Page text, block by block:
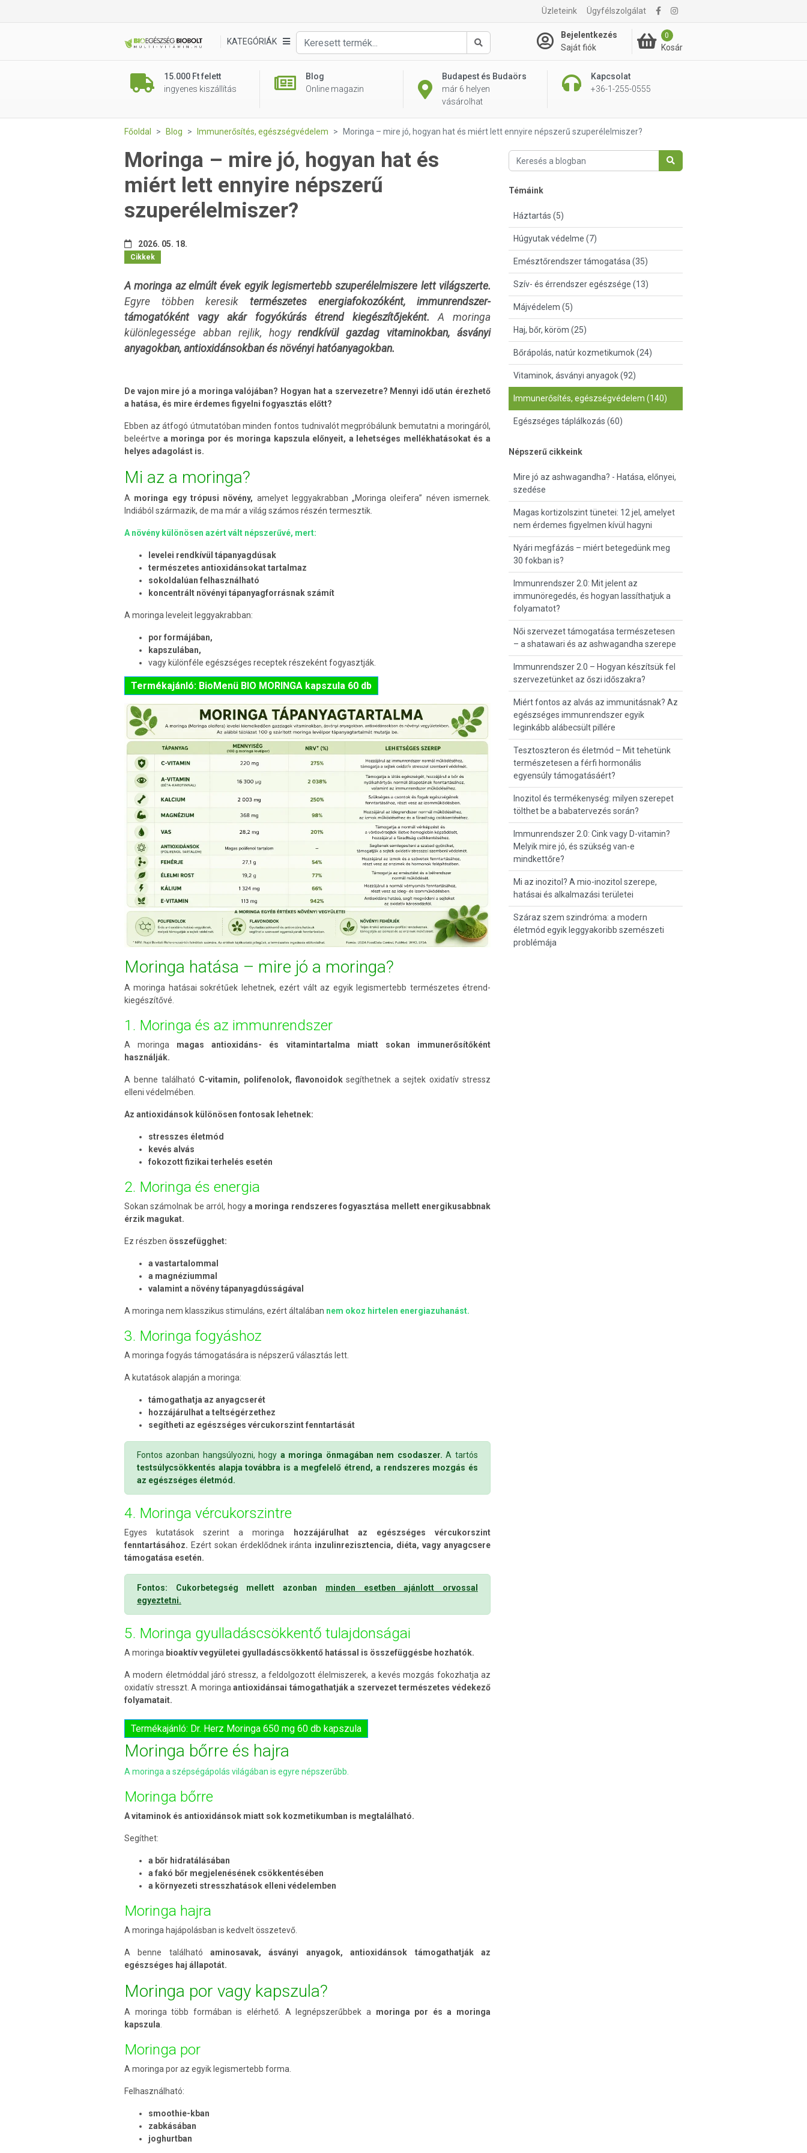
Üzleteink Ügyfélszolgálat
KATEGÓRIÁK
Keresés
Bejelentkezés
Saját fiók
0
Kosár
15.000 Ft felett
ingyenes kiszállítás
Blog
Online magazin
Budapest és Budaörs
már 6 helyen
vásárolhat
Kapcsolat
+36-1-255-0555
Főoldal Blog Immunerősítés, egészségvédelem Moringa – mire jó, hogyan hat és miért lett ennyire népszerű szuperélelmiszer?
Moringa – mire jó, hogyan hat és
miért lett ennyire népszerű
szuperélelmiszer?
2026. 05. 18.
Cikkek
A moringa az elmúlt évek egyik legismertebb szuperélelmiszere lett világszerte.
Egyre többen keresik természetes energiafokozóként, immunrendszer-
támogatóként vagy akár fogyókúrás étrend kiegészítőjeként. A moringa
különlegessége abban rejlik, hogyrendkívül gazdag vitaminokban, ásványi
anyagokban, antioxidánsokban és növényi hatóanyagokban.
De vajon mire jó a moringa valójában? Hogyan hat a szervezetre? Mennyi idő után érezhető
a hatása, és mire érdemes figyelni fogyasztás előtt?
Ebben az átfogó útmutatóban minden fontos tudnivalót megpróbálunk bemutatni a moringáról,
beleértve a moringa por és moringa kapszula előnyeit, a lehetséges mellékhatásokat és a
helyes adagolást is.
Mi az a moringa?
A moringa egy trópusi növény, amelyet leggyakrabban „Moringa oleifera” néven ismernek.
Indiából származik, de ma már a világ számos részén termesztik.
A növény különösen azért vált népszerűvé, mert:
levelei rendkívül tápanyagdúsak
természetes antioxidánsokat tartalmaz
sokoldalúan felhasználható
koncentrált növényi tápanyagforrásnak számít
A moringa leveleit leggyakrabban:
por formájában,
kapszulában,
vagy különféle egészséges receptek részeként fogyasztják.
Termékajánló: BioMenü BIO MORINGA kapszula 60 db
Moringa hatása – mire jó a moringa?
A moringa hatásai sokrétűek lehetnek, ezért vált az egyik legismertebb természetes étrend-
kiegészítővé.
1. Moringa és az immunrendszer
A moringa magas antioxidáns- és vitamintartalma miatt sokan immunerősítőként
használják.
A benne található C-vitamin, polifenolok, flavonoidoksegíthetnek a sejtek oxidatív stressz
elleni védelmében.
Az antioxidánsok különösen fontosak lehetnek:
stresszes életmód
kevés alvás
fokozott fizikai terhelés esetén
2. Moringa és energia
Sokan számolnak be arról, hogya moringa rendszeres fogyasztása mellett energikusabbnak
érzik magukat.
Ez részben összefügghet:
a vastartalommal
a magnéziummal
valamint a növény tápanyagdússágával
A moringa nem klasszikus stimuláns, ezért általában nem okoz hirtelen energiazuhanást.
3. Moringa fogyáshoz
A moringa fogyás támogatására is népszerű választás lett.
A kutatások alapján a moringa:
támogathatja az anyagcserét
hozzájárulhat a teltségérzethez
segítheti az egészséges vércukorszint fenntartását
Fontos azonban hangsúlyozni, hogy a moringa önmagában nem csodaszer. A tartós
testsúlycsökkentés alapja továbbra is a megfelelő étrend, a rendszeres mozgás és
az egészséges életmód.
4. Moringa vércukorszintre
Egyes kutatások szerint a moringa
hozzájárulhat az egészséges vércukorszint
fenntartásához. Ezért sokan érdeklődnek iránta inzulinrezisztencia, diéta, vagy anyagcsere
támogatása esetén.
Fontos: Cukorbetegség mellett azonban minden esetben ajánlott orvossal
egyeztetni.
5. Moringa gyulladáscsökkentő tulajdonságai
A moringa bioaktív vegyületei gyulladáscsökkentő hatással is összefüggésbe hozhatók.
A modern életmóddal járó stressz, a feldolgozott élelmiszerek, a kevés mozgás fokozhatja az
oxidatív stresszt. A moringaantioxidánsai támogathatják a szervezet természetes védekező
folyamatait.
Termékajánló: Dr. Herz Moringa 650 mg 60 db kapszula
Moringa bőrre és hajra
A moringa a szépségápolás világában is egyre népszerűbb.
Moringa bőrre
A vitaminok és antioxidánsok miatt sok kozmetikumban is megtalálható.
Segíthet:
a bőr hidratálásában
a fakó bőr megjelenésének csökkentésében
a környezeti stresszhatások elleni védelemben
Moringa hajra
A moringa hajápolásban is kedvelt összetevő.
A benne találhatóaminosavak, ásványi anyagok, antioxidánsok támogathatják az
egészséges haj állapotát.
Moringa por vagy kapszula?
A moringa több formában is elérhető. A legnépszerűbbek a moringa por és a moringa
kapszula
Moringa por
A moringa por az egyik legismertebb forma.
Felhasználható:
smoothie-kban
zabkásában
joghurtban
Témáink
Háztartás (5)
Húgyutak védelme (7)
Emésztőrendszer támogatása (35)
Szív- és érrendszer egészsége (13)
Májvédelem (5)
Haj, bőr, köröm (25)
Bőrápolás, natúr kozmetikumok (24)
Vitaminok, ásványi anyagok (92)
Immunerősítés, egészségvédelem (140)
Egészséges táplálkozás (60)
Népszerű cikkeink
Mire jó az ashwagandha? - Hatása, előnyei,
szedése
Magas kortizolszint tünetei: 12 jel, amelyet
nem érdemes figyelmen kívül hagyni
Nyári megfázás – miért betegedünk meg
30 fokban is?
Immunrendszer 2.0: Mit jelent az
immunöregedés, és hogyan lassíthatjuk a
folyamatot?
Női szervezet támogatása természetesen
– a shatawari és az ashwagandha szerepe
Immunrendszer 2.0 – Hogyan készítsük fel
szervezetünket az őszi időszakra?
Miért fontos az alvás az immunitásnak? Az
egészséges immunrendszer egyik
leginkább alábecsült pillére
Tesztoszteron és életmód – Mit tehetünk
természetesen a férfi hormonális
egyensúly támogatásáért?
Inozitol és termékenység: milyen szerepet
tölthet be a babatervezés során?
Immunrendszer 2.0: Cink vagy D-vitamin?
Melyik mire jó, és szükség van-e
mindkettőre?
Mi az inozitol? A mio-inozitol szerepe,
hatásai és alkalmazási területei
Száraz szem szindróma: a modern
életmód egyik leggyakoribb szemészeti
problémája